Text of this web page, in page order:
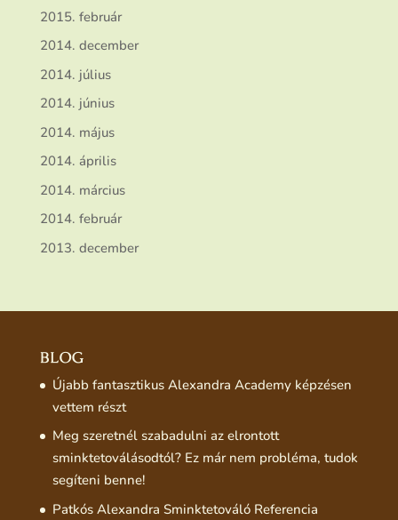
2015. február
2014. december
2014. július
2014. június
2014. május
2014. április
2014. március
2014. február
2013. december
BLOG
Újabb fantasztikus Alexandra Academy képzésen
vettem részt
Meg szeretnél szabadulni az elrontott
sminktetoválásodtól? Ez már nem probléma, tudok
segíteni benne!
Patkós Alexandra Sminktetováló Referencia